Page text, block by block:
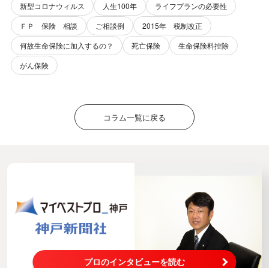
新型コロナウィルス
人生100年
ライフプランの必要性
ＦＰ 保険 相談
ご相談例
2015年 税制改正
何故生命保険に加入するの？
死亡保険
生命保険料控除
がん保険
コラム一覧に戻る
プロのインタビューを読む